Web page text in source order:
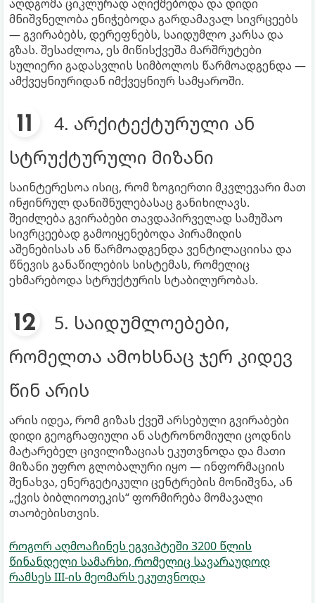
აღდგომა ციკლურად აღიქმებოდა და დიდი
მნიშვნელობა ენიჭებოდა გარდამავალ სივრცეებს
— გვირაბებს, დერეფნებს, საიდუმლო კარსა და
გზას. შესაძლოა, ეს მიწისქვეშა მარშრუტები
სულიერი გადასვლის სიმბოლოს წარმოადგენდა —
ამქვეყნიურიდან იმქვეყნიურ სამყაროში.
4. არქიტექტურული ან
სტრუქტურული მიზანი
საინტერესოა ისიც, რომ ზოგიერთი მკვლევარი მათ
ინჟინრულ დანიშნულებასაც განიხილავს.
შეიძლება გვირაბები თავდაპირველად სამუშაო
სივრცეებად გამოიყენებოდა პირამიდის
აშენებისას ან წარმოადგენდა ვენტილაციისა და
წნევის განაწილების სისტემას, რომელიც
ეხმარებოდა სტრუქტურის სტაბილურობას.
5. საიდუმლოებები,
რომელთა ამოხსნაც ჯერ კიდევ
წინ არის
არის იდეა, რომ გიზას ქვეშ არსებული გვირაბები
დიდი გეოგრაფიული ან ასტრონომიული ცოდნის
მატარებელ ცივილიზაციას ეკუთვნოდა და მათი
მიზანი უფრო გლობალური იყო — ინფორმაციის
შენახვა, ენერგეტიკული ცენტრების მონიშვნა, ან
„ქვის ბიბლიოთეკის“ ფორმირება მომავალი
თაობებისთვის.
როგორ აღმოაჩინეს ეგვიპტეში 3200 წლის
წინანდელი სამარხი, რომელიც სავარაუდოდ
რამსეს III-ის მეომარს ეკუთვნოდა